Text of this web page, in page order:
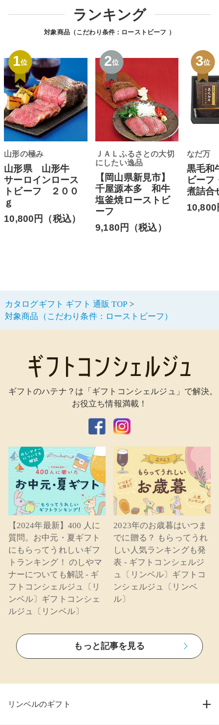
ランキング
対象商品（こだわり条件： ローストビーフ ）
1位
山形の極み
山形県 山形牛
サーロインロース
トビーフ ２００
ｇ
10,800円（税込）
2位
ＪＡＬふるさとの大切
にしたい逸品
【岡山県新見市】
千屋源本多 和牛
塩釜焼ローストビ
ーフ
9,180円（税込）
3位
なだ万
黒毛和
ビーフ
煮詰合
10,800
カタログギフト ギフト 通販 TOP
対象商品（こだわり条件：ローストビーフ）
ギフトのハテナ？は「ギフトコンシェルジュ」で解決。
お役立ち情報満載！
【2024年最新】400 人に
質問。お中元・夏ギフト
にもらってうれしいギフ
トランキング！ のしやマ
ナーについても解説 - ギ
フトコンシェルジュ〔リ
ンベル〕ギフトコンシェ
ルジュ〔リンベル〕
2023年のお歳暮はいつま
でに贈る？ もらってうれ
しい人気ランキングも発
表 - ギフトコンシェルジ
ュ〔リンベル〕ギフトコ
ンシェルジュ〔リンベ
ル〕
もっと記事を見る
リンベルのギフト